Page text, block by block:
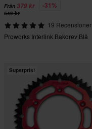
Från 379 kr -31%
549 kr
19 Recensioner
Proworks Interlink Bakdrev Blå
Superpris!